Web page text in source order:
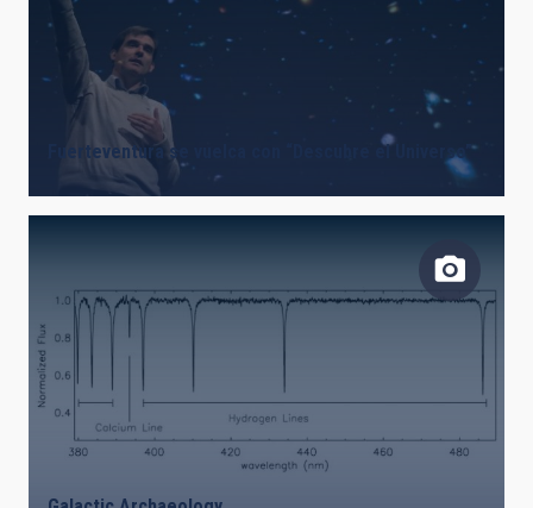
Fuerteventura se vuelca con “Descubre el Universo”